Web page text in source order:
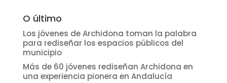
O último
Los jóvenes de Archidona toman la palabra
para rediseñar los espacios públicos del
municipio
Más de 60 jóvenes rediseñan Archidona en
una experiencia pionera en Andalucía